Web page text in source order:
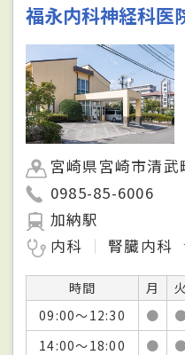
福永内科神経科医
宮崎県宮崎市清
0985-85-6006
加納駅
内科
腎臓内科
時間 月 火
09:00～12:30
●
14:00～18:00
●